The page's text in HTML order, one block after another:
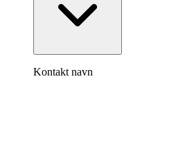
Kontakt navn